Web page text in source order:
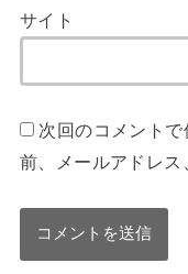
サイト
次回のコメント
前、メールアドレス